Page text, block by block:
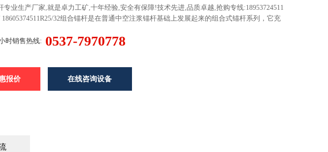
专业生产厂家,就是卓力工矿,十年经验,安全有保障!技术先进,品质卓越,抢购专线:18953724511
18605374511R25/32组合锚杆是在普通中空注浆锚杆基础上发展起来的组合式锚杆系列，它充
时销售热线: 0537-7970778
报价 在线咨询设备